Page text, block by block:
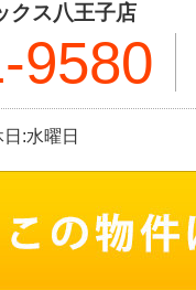
ス八王子店
9580
:水曜日